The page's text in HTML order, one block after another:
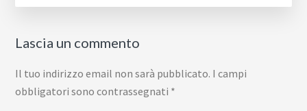
Lascia un commento
Il tuo indirizzo email non sarà pubblicato. I campi
obbligatori sono contrassegnati *